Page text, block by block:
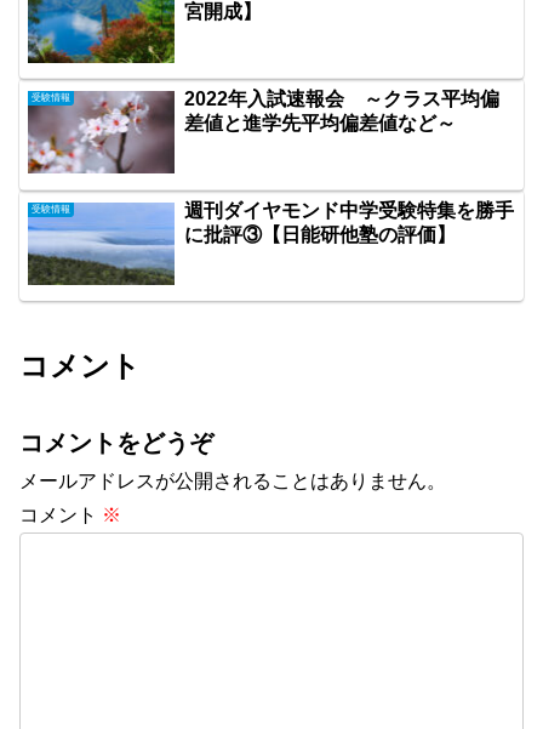
宮開成】
受験情報
2022年入試速報会 ～クラス平均偏
差値と進学先平均偏差値など～
受験情報
週刊ダイヤモンド中学受験特集を勝手
に批評③【日能研他塾の評価】
コメント
コメントをどうぞ
メールアドレスが公開されることはありません。
コメント ※